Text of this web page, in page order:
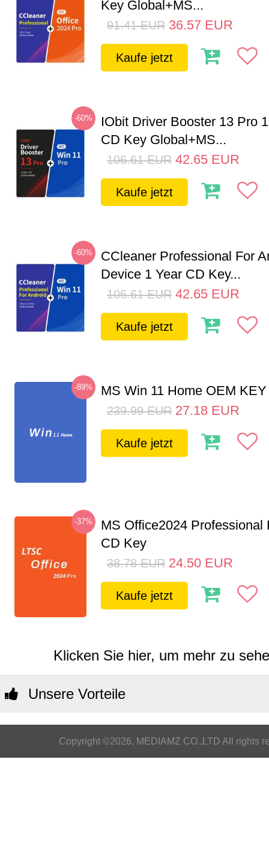
Key Global+MS...
91.41 EUR 36.57 EUR
Kaufe jetzt
-60%
IObit Driver Booster 13 Pro
CD Key Global+MS...
106.61 EUR 42.65 EUR
Kaufe jetzt
-60%
CCleaner Professional For
Device 1 Year CD Key...
106.61 EUR 42.65 EUR
Kaufe jetzt
-89% MS Win 11 Home OEM
239.99 EUR 27.18 EUR
Kaufe jetzt
-37%
MS Office2024 Professional
CD Key
38.78 EUR 24.50 EUR
Kaufe jetzt
Klicken Sie hier, um mehr zu
Unsere Vorteile
Copyright ©2026, MEDIAMZ CO.,LTD All rights